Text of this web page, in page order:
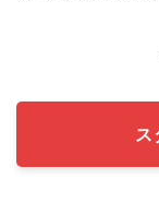
ス